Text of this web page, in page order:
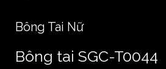
Bông Tai Nữ
Bông tai SGC-T0044